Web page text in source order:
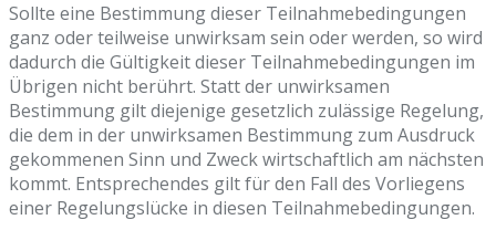
Sollte eine Bestimmung dieser Teilnahmebedingungen
ganz oder teilweise unwirksam sein oder werden, so wird
dadurch die Gültigkeit dieser Teilnahmebedingungen im
Übrigen nicht berührt. Statt der unwirksamen
Bestimmung gilt diejenige gesetzlich zulässige Regelung,
die dem in der unwirksamen Bestimmung zum Ausdruck
gekommenen Sinn und Zweck wirtschaftlich am nächsten
kommt. Entsprechendes gilt für den Fall des Vorliegens
einer Regelungslücke in diesen Teilnahmebedingungen.